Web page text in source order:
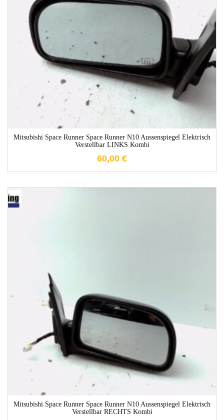
Mitsubishi Space Runner Space Runner N10 Aussenspiegel Elektrisch
Verstellbar LINKS Kombi
60,00 €
Mitsubishi Space Runner Space Runner N10 Aussenspiegel Elektrisch
Verstellbar RECHTS Kombi
1-3 Werktage